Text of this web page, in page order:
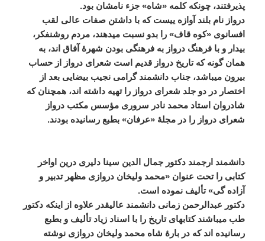
پذیرفتند، چونکه کلمه «شاه»جزء نامشان بود.
درواز نام بلند آوازه ییست که با داشتن صفات عالی لقب
افسانوی «کوه قاف»را بدو نسبت میدهند، مردم روشنفکر،
بیدار و با فرهنگ درواز به فرهنگی بودن شهرۀ آفاق اند، به
همان گونه که تاریخ درواز قدیم است شعرای درواز از حساب
بیرون میباشد، جناب دانشمند گرامی نجیب بیضایی بعد از
اختصار در دو جلد شعرای درواز را تهیه داشته اند، همچنان که
شادروان استاد محمد نادر سروری مؤسس مکتب درواز
شعرای درواز را در مجلۀ «عرفان»بطبع رسانیده بودند.
دانشمند ارجمند دکتور جمال الدین سینا دلیری درین اواخر
کتابی را تحت عنوان «محمد ولیخان دروازی مظهر تدبیر و
آزاده گی»تألیف نموده است.
دکتور عبدالرحمن زمانی دانشمند عالیقدر علاوه از اینکه دکتور
طب میباشند کتابهای تاریخ را با اسناد زیاد تألیف و بطبع
رسانیده اند که در بارۀ شاه محمد ولیخان دروازی نوشته